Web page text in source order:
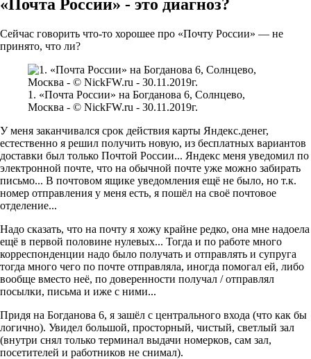
«Почта России» - это диагноз?
Сейчас говорить что-то хорошее про «Почту России» — не
принято, что ли?
1. «Почта России» на Богданова 6, Солнцево,
Москва - © NickFW.ru - 30.11.2019г.
У меня заканчивался срок действия карты Яндекс.денег,
естественно я решил получить новую, из бесплатных вариантов
доставки был только Почтой России... Яндекс меня уведомил по
электронной почте, что на обычной почте уже можно забирать
письмо... В почтовом ящике уведомления ещё не было, но т.к.
номер отправления у меня есть, я пошёл на своё почтовое
отделение...
Надо сказать, что на почту я хожу крайне редко, она мне надоела
ещё в первой половине нулевых... Тогда и по работе много
корреспонденции надо было получать и отправлять и супруга
тогда много чего по почте отправляла, иногда помогал ей, либо
вообще вместо неё, по доверенности получал / отправлял
посылки, письма и иже с ними...
Придя на Богданова 6, я зашёл с центрального входа (что как бы
логично). Увидел большой, просторный, чистый, светлый зал
(внутри снял только терминал выдачи номерков, сам зал,
посетителей и работников не снимал).